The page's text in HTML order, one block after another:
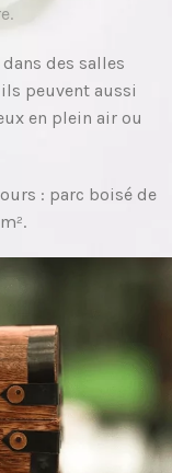
des salles
peuvent aussi
en plein air ou
: parc boisé de